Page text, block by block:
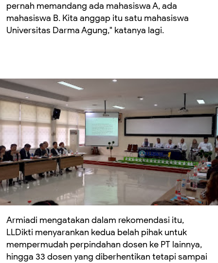
pernah memandang ada mahasiswa A, ada
mahasiswa B. Kita anggap itu satu mahasiswa
Universitas Darma Agung," katanya lagi.
Armiadi mengatakan dalam rekomendasi itu,
LLDikti menyarankan kedua belah pihak untuk
mempermudah perpindahan dosen ke PT lainnya,
hingga 33 dosen yang diberhentikan tetapi sampai